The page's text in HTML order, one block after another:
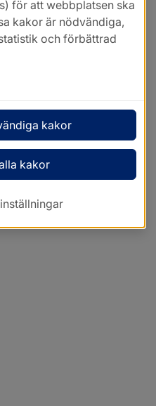
för att webbplatsen ska
kakor är nödvändiga,
och förbättrad
kakor
kakor